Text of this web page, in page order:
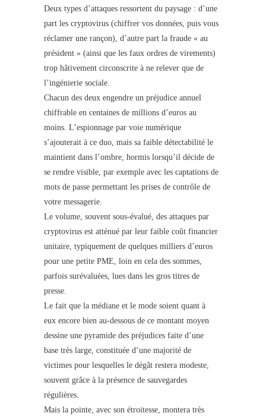
Deux types d’attaques ressortent du paysage : d’une
part les cryptovirus (chiffrer vos données, puis vous
réclamer une rançon), d’autre part la fraude « au
président » (ainsi que les faux ordres de virements)
trop hâtivement circonscrite à ne relever que de
l’ingénierie sociale.
Chacun des deux engendre un préjudice annuel
chiffrable en centaines de millions d’euros au
moins. L’espionnage par voie numérique
s’ajouterait à ce duo, mais sa faible détectabilité le
maintient dans l’ombre, hormis lorsqu’il décide de
se rendre visible, par exemple avec les captations de
mots de passe permettant les prises de contrôle de
votre messagerie.
Le volume, souvent sous-évalué, des attaques par
cryptovirus est atténué par leur faible coût financier
unitaire, typiquement de quelques milliers d’euros
pour une petite PME, loin en cela des sommes,
parfois surévaluées, lues dans les gros titres de
presse.
Le fait que la médiane et le mode soient quant à
eux encore bien au-dessous de ce montant moyen
dessine une pyramide des préjudices faite d’une
base très large, constituée d’une majorité de
victimes pour lesquelles le dégât restera modeste,
souvent grâce à la présence de sauvegardes
régulières.
Mais la pointe, avec son étroitesse, montera très